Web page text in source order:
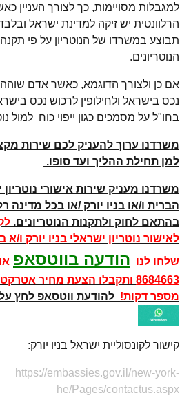
למגבלות מסויימות, כך לצורך העניין
הרלוונטית יש זיקה למדינת ישראל
הנוטריונים.
אם כן ולצורך הדוגמא, כאשר אדם שוהה
נכס בישראל ולחילופין לרכוש נכס
בחו"ל על מסמכים כגון ייפוי כוח למול
משרדנו ערוך להעניק לכם שירות
למן תחילת ההליך ועד סופו.
משרדנו מעניק שירות אישורי
הברית ו/או בניו יורק /או בכל מדינה
בהתאם לחוק ולתקנות הנוטריונים.
לאישור נוטריון ישראלי בניו יורק
שלחו לנו הודעה בווטסאפ
8684663 ותקבלו הצעת מחיר
מספר דקות! להודעת ווטסאפ לחץ
קישור לקונסוליית ישראל בניו יורק:
https://embassies.gov.il/new-york-
he/Pages/contactus.aspx